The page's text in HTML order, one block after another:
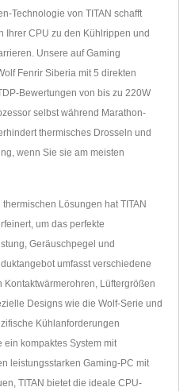
Technologie von TITAN schafft
Ihrer CPU zu den Kühlrippen und
Unsere auf Gaming
Fenrir Siberia mit 5 direkten
Bewertungen von bis zu 220W
selbst während Marathon-
thermisches Drosseln und
wenn Sie sie am meisten
Lösungen hat TITAN
um das perfekte
Geräuschpegel und
umfasst verschiedene
Lüftergrößen
Designs wie die Wolf-Serie und
Kühlanforderungen
kompaktes System mit
leistungsstarken Gaming-PC mit
TITAN bietet die ideale CPU-